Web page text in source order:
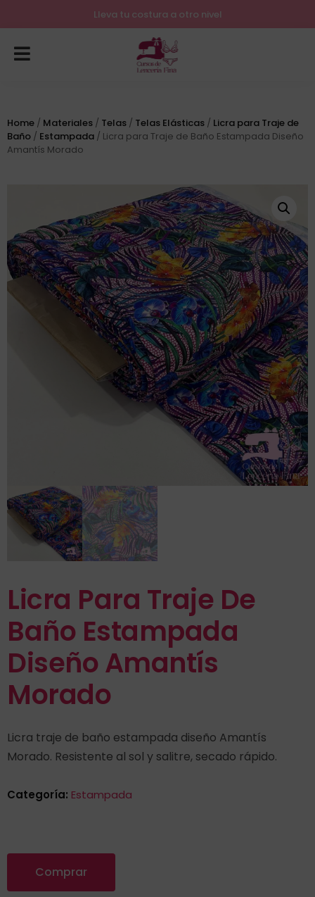
Lleva tu costura a otro nivel
Home / Materiales / Telas / Telas Elásticas / Licra para Traje de
Baño / Estampada / Licra para Traje de Baño Estampada Diseño
Amantís Morado
Licra Para Traje De
Baño Estampada
Diseño Amantís
Morado
Licra traje de baño estampada diseño Amantís
Morado. Resistente al sol y salitre, secado rápido.
Categoría: Estampada
Comprar